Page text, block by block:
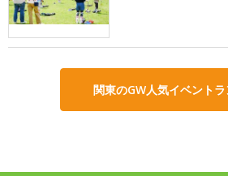
関東のGW人気イベント